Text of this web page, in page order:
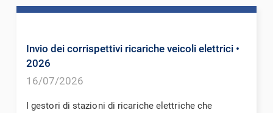
Invio dei corrispettivi ricariche veicoli elettrici •
2026
16/07/2026
I gestori di stazioni di ricariche elettriche che